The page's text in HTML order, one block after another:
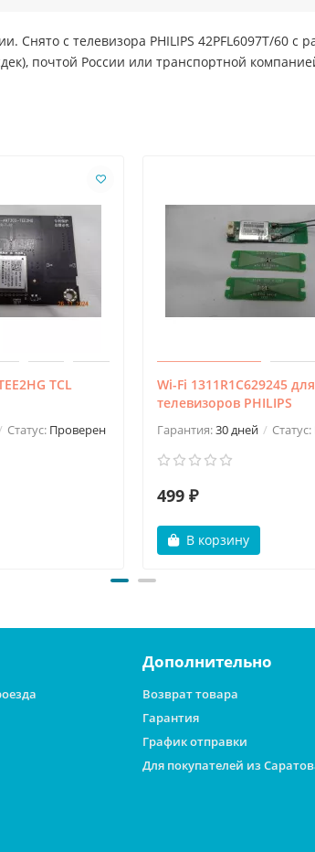
Снято с телевизора PHILIPS 42PFL6097T/60 с
почтой России или транспортной
TCL
Статус: Проверен
Wi-Fi 1311R1C629245 для
телевизоров PHILIPS
Гарантия:30 дней Статус:
499 ₽
В корзину
Дополнительно
Возврат товара
Гарантия
График отправки
Для покупателей из